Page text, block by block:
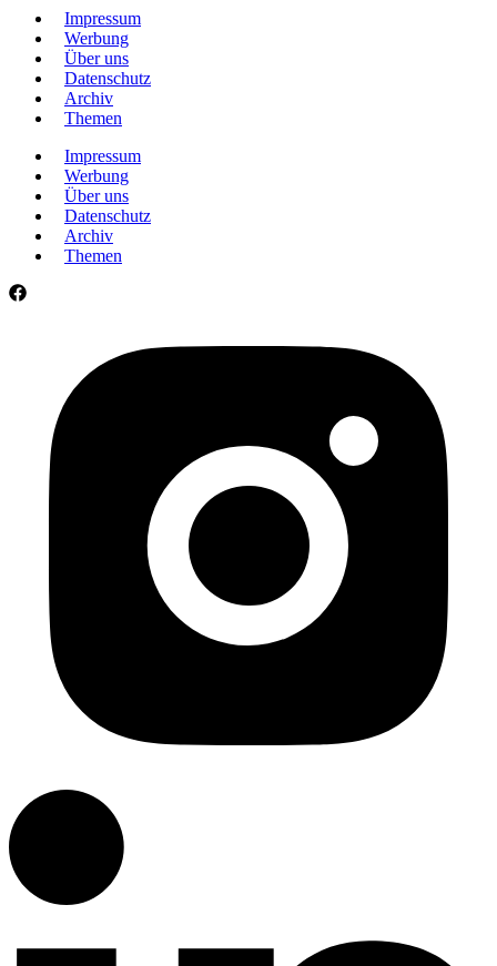
Impressum
Werbung
Über uns
Datenschutz
Archiv
Themen
Impressum
Werbung
Über uns
Datenschutz
Archiv
Themen